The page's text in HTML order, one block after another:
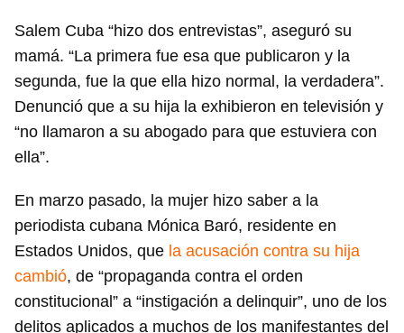
Salem Cuba “hizo dos entrevistas”, aseguró su
mamá. “La primera fue esa que publicaron y la
segunda, fue la que ella hizo normal, la verdadera”.
Denunció que a su hija la exhibieron en televisión y
“no llamaron a su abogado para que estuviera con
ella”.
En marzo pasado, la mujer hizo saber a la
periodista cubana Mónica Baró, residente en
Estados Unidos, que la acusación contra su hija
cambió, de “propaganda contra el orden
constitucional” a “instigación a delinquir”, uno de los
delitos aplicados a muchos de los manifestantes del